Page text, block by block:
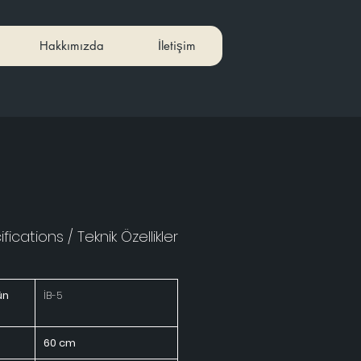
Hakkımızda İletişim
/ Teknik Özellikler
İB-5
60 cm